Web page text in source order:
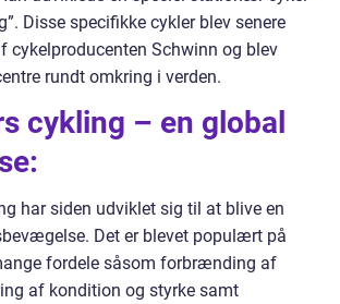
Disse specifikke cykler blev senere
cykelproducenten Schwinn og blev
rundt omkring i verden.
cykling – en global
har siden udviklet sig til at blive en
Det er blevet populært på
fordele såsom forbrænding af
af kondition og styrke samt